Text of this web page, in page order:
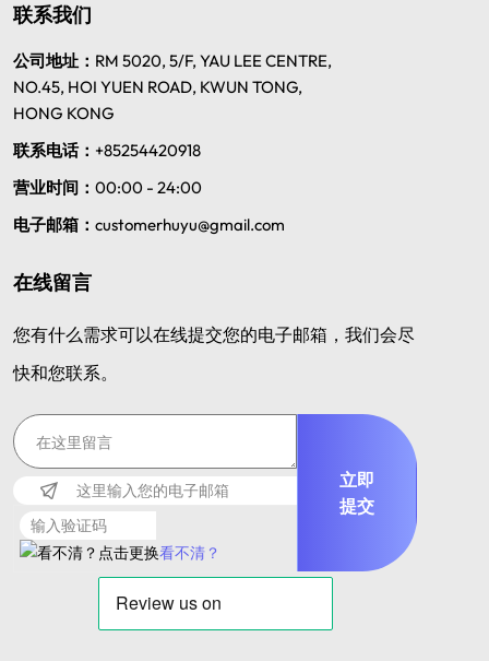
联系我们
公司地址： RM 5020, 5/F, YAU LEE CENTRE,
NO.45, HOI YUEN ROAD, KWUN TONG,
HONG KONG
联系电话： +85254420918
营业时间： 00:00 - 24:00
电子邮箱： customerhuyu@gmail.com
在线留言
您有什么需求可以在线提交您的电子邮箱，我们会尽
快和您联系。
看不清？
立即
提交